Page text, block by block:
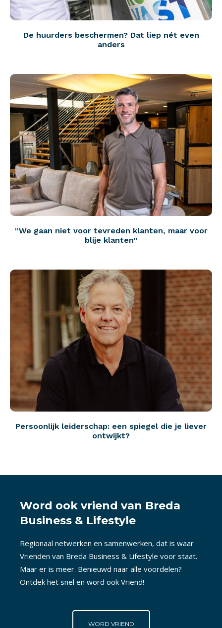
De huurders beschermen? Dat liep nét even
anders
”We gaan niet voor tevreden klanten, maar voor
blije klanten”
Persoonlijk leiderschap: een spiegel die je liever
ontwijkt?
Word ook vriend van Breda
Business & Lifestyle
Regionaal netwerken en samenwerken, dat is waar
Vrienden van Breda Business & Lifestyle voor staat.
Maar er is meer. Benieuwd naar alle voordelen?
Ontdek het snel en word ook Vriend!
WORD VRIEND